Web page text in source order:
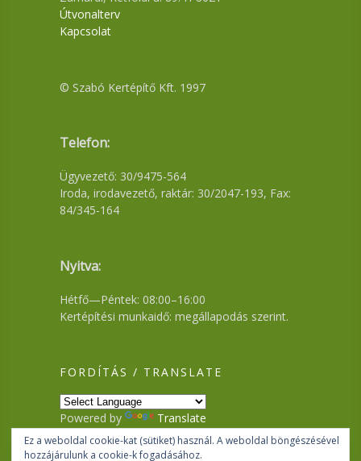
Útvonalterv
Kapcsolat
© Szabó Kertépítő Kft. 1997
Telefon:
Ügyvezető: 30/9475-564
Iroda, irodavezető, raktár: 30/2047-193, Fax:
84/345-164
Nyitva:
Hétfő—Péntek: 08:00–16:00
Kertépítési munkaidő: megállapodás szerint.
FORDÍTÁS / TRANSLATE
Powered by Translate
Ez a weboldal cookie-kat (sütiket) használ. A weboldal böngészésével
hozzájárulunk a cookie-k fogadásához.